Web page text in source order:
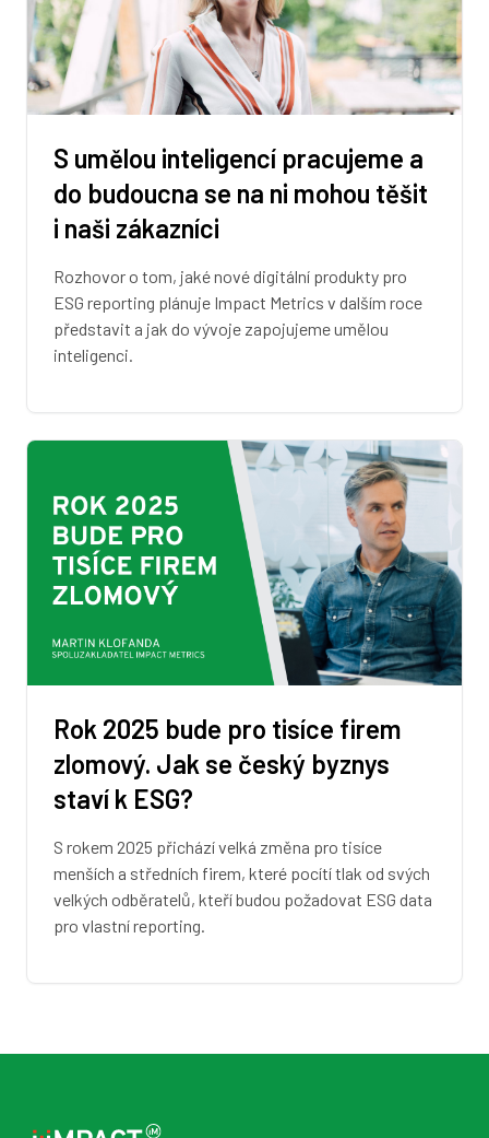
S umělou inteligencí pracujeme a
do budoucna se na ni mohou těšit
i naši zákazníci
Rozhovor o tom, jaké nové digitální produkty pro
ESG reporting plánuje Impact Metrics v dalším roce
představit a jak do vývoje zapojujeme umělou
inteligenci.
Rok 2025 bude pro tisíce firem
zlomový. Jak se český byznys
staví k ESG?
S rokem 2025 přichází velká změna pro tisíce
menších a středních firem, které pocítí tlak od svých
velkých odběratelů, kteří budou požadovat ESG data
pro vlastní reporting.